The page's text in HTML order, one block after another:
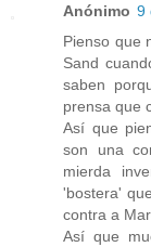
Anónimo 9
Pienso que
Sand
saben
prensa que
Así que
son una
mierda
'bostera'
contra a
Así que